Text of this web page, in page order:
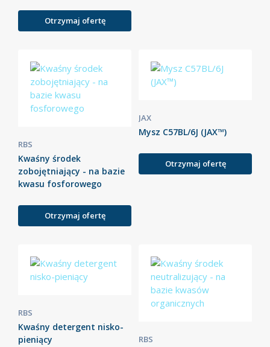
Otrzymaj ofertę
RBS
Kwaśny środek
zobojętniający - na bazie
kwasu fosforowego
Otrzymaj ofertę
JAX
Mysz C57BL/6J (JAX™)
Otrzymaj ofertę
RBS
Kwaśny detergent nisko-
pieniący
RBS